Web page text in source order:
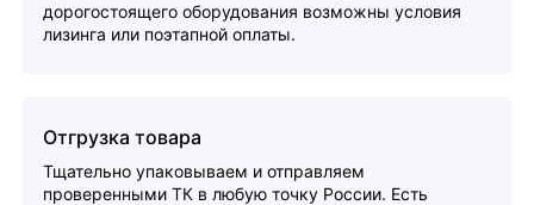
дорогостоящего оборудования возможны условия
лизинга или поэтапной оплаты.
Отгрузка товара
Тщательно упаковываем и отправляем
проверенными ТК в любую точку России. Есть